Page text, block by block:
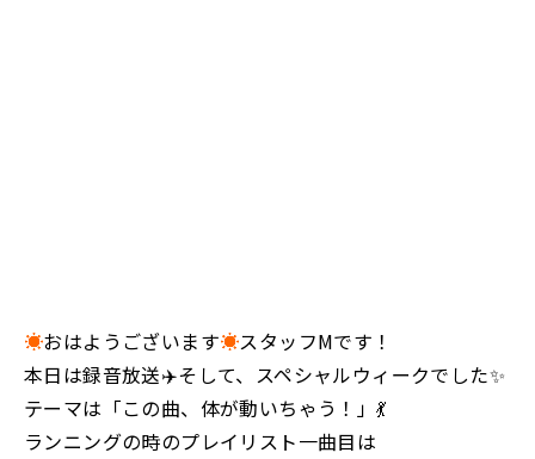
☀️おはようございます☀スタッフMです！
本日は録音放送✈️そして、スペシャルウィークでした✨
テーマは「この曲、体が動いちゃう！」💃
ランニングの時のプレイリスト一曲目は